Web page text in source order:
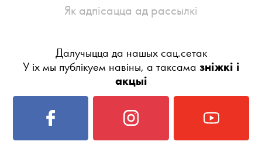
Як адпісацца ад рассылкі
Далучыцца да нашых сац.сетак
У іх мы публікуем навіны, а таксама зніжкі і
акцыі